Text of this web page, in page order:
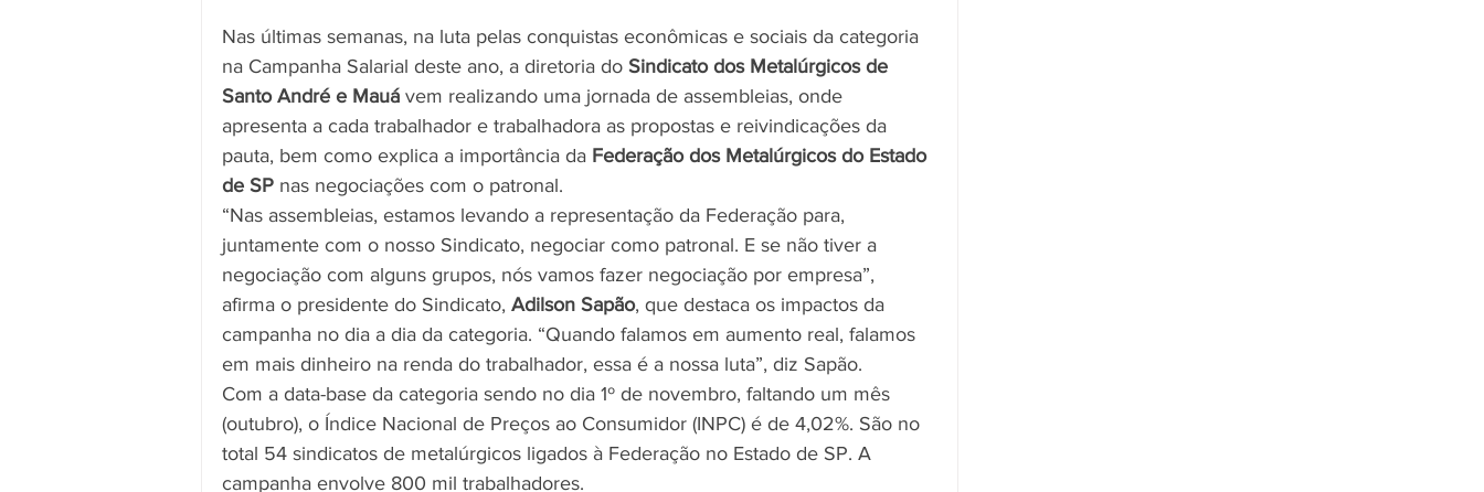
Nas últimas semanas, na luta pelas conquistas econômicas e sociais da categoria
na Campanha Salarial deste ano, a diretoria do Sindicato dos Metalúrgicos de
Santo André e Mauá vem realizando uma jornada de assembleias, onde
apresenta a cada trabalhador e trabalhadora as propostas e reivindicações da
pauta, bem como explica a importância da Federação dos Metalúrgicos do Estado
de SP nas negociações com o patronal.
“Nas assembleias, estamos levando a representação da Federação para,
juntamente com o nosso Sindicato, negociar como patronal. E se não tiver a
negociação com alguns grupos, nós vamos fazer negociação por empresa”,
afirma o presidente do Sindicato, Adilson Sapão, que destaca os impactos da
campanha no dia a dia da categoria. “Quando falamos em aumento real, falamos
em mais dinheiro na renda do trabalhador, essa é a nossa luta”, diz Sapão.
Com a data-base da categoria sendo no dia 1º de novembro, faltando um mês
(outubro), o Índice Nacional de Preços ao Consumidor (INPC) é de 4,02%. São no
total 54 sindicatos de metalúrgicos ligados à Federação no Estado de SP. A
campanha envolve 800 mil trabalhadores.